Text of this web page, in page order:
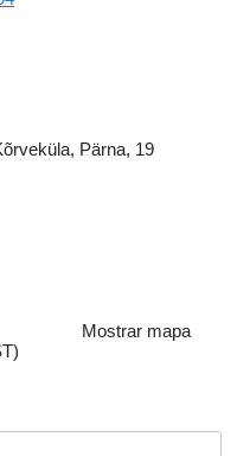
Pärna, 19
Mostrar mapa